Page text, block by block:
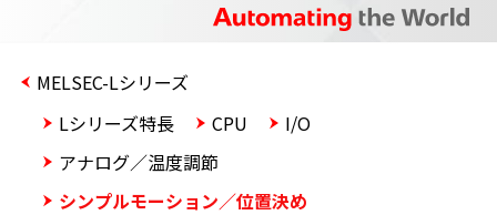
MELSEC-Lシリーズ
Lシリーズ特長
CPU
I/O
アナログ／温度調節
シンプルモーション／位置決め